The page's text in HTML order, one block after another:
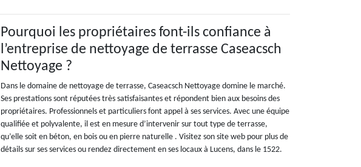
Pourquoi les propriétaires font-ils confiance à
l’entreprise de nettoyage de terrasse Caseacsch
Nettoyage ?
Dans le domaine de nettoyage de terrasse, Caseacsch Nettoyage domine le marché.
Ses prestations sont réputées très satisfaisantes et répondent bien aux besoins des
propriétaires. Professionnels et particuliers font appel à ses services. Avec une équipe
qualifiée et polyvalente, il est en mesure d’intervenir sur tout type de terrasse,
qu’elle soit en béton, en bois ou en pierre naturelle . Visitez son site web pour plus de
détails sur ses services ou rendez directement en ses locaux à Lucens, dans le 1522.